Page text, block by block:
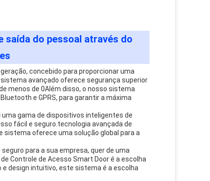
saída do pessoal através do
concebido para proporcionar uma
avançado oferece segurança superior
menos de 0Além disso, o nosso sistema
e GPRS, para garantir a máxima
gama de dispositivos inteligentes de
fácil e seguro.tecnologia avançada de
oferece uma solução global para a
para a sua empresa, quer de uma
Controle de Acesso Smart Door é a escolha
design intuitivo, este sistema é a escolha